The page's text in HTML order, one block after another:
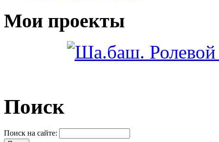
Мои проекты
Поиск
Поиск на сайте: